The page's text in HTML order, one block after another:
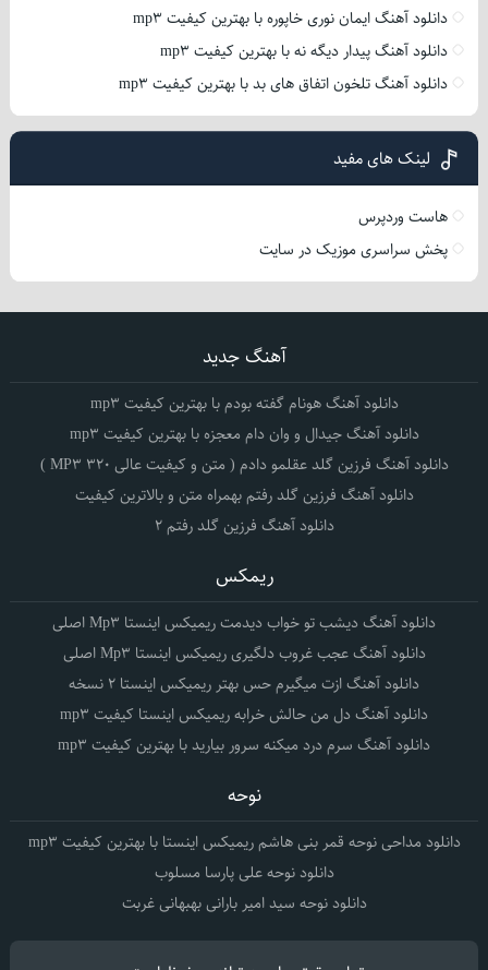
دانلود آهنگ ایمان نوری خاپوره با بهترین کیفیت mp3
دانلود آهنگ پیدار دیگه نه با بهترین کیفیت mp3
دانلود آهنگ تلخون اتفاق های بد با بهترین کیفیت mp3
لینک های مفید
هاست وردپرس
پخش سراسری موزیک در سایت
آهنگ جدید
دانلود آهنگ هونام گفته بودم با بهترین کیفیت mp3
دانلود آهنگ جیدال و وان دام معجزه با بهترین کیفیت mp3
دانلود آهنگ فرزین گلد عقلمو دادم ( متن و کیفیت عالی 320 MP3 )
دانلود آهنگ فرزین گلد رفتم بهمراه متن و بالاترین کیفیت
دانلود آهنگ فرزین گلد رفتم 2
ریمکس
دانلود آهنگ دیشب تو خواب دیدمت ریمیکس اینستا Mp3 اصلی
دانلود آهنگ عجب غروب دلگیری ریمیکس اینستا Mp3 اصلی
دانلود آهنگ ازت میگیرم حس بهتر ریمیکس اینستا 2 نسخه
دانلود آهنگ دل من حالش خرابه ریمیکس اینستا کیفیت mp3
دانلود آهنگ سرم درد میکنه سرور بیارید با بهترین کیفیت mp3
نوحه
دانلود مداحی نوحه قمر بنی هاشم ریمیکس اینستا با بهترین کیفیت mp3
دانلود نوحه علی پارسا مسلوب
دانلود نوحه سید امیر بارانی بهبهانی غربت